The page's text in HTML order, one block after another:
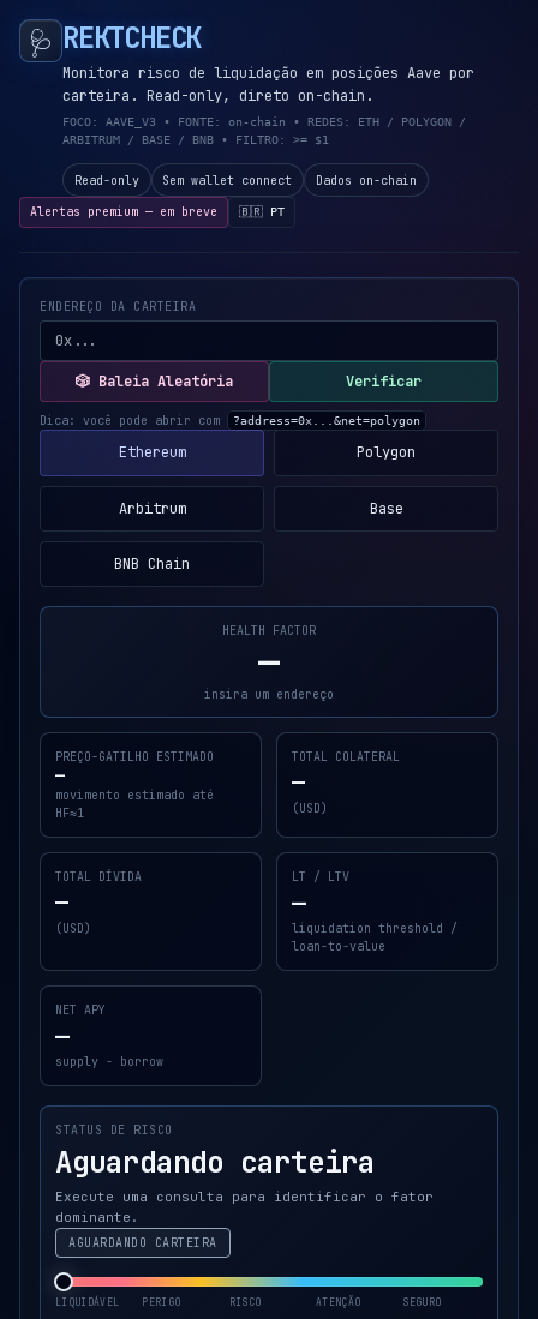
🩺 REKTCHECK
Monitora risco de liquidação em posições Aave por
carteira. Read-only, direto on-chain.
FOCO: AAVE_V3 • FONTE: on-chain • REDES: ETH / POLYGON /
ARBITRUM / BASE / BNB • FILTRO: >= $1
Read-only Sem wallet connect Dados on-chain
Alertas premium — em breve 🇧🇷 PT
ENDEREÇO DA CARTEIRA
🎲 Baleia Aleatória Verificar
Dica: você pode abrir com ?address=0x...&net=polygon
Ethereum Polygon
Arbitrum Base
BNB Chain
HEALTH FACTOR
—
insira um endereço
PREÇO-GATILHO ESTIMADO
—
movimento estimado até
HF≈1
TOTAL COLATERAL
—
(USD)
TOTAL DÍVIDA
—
(USD)
LT / LTV
—
liquidation threshold /
loan-to-value
NET APY
—
supply - borrow
STATUS DE RISCO
Aguardando carteira
Execute uma consulta para identificar o fator
dominante.
AGUARDANDO CARTEIRA
LIQUIDÁVEL PERIGO RISCO ATENÇÃO SEGURO